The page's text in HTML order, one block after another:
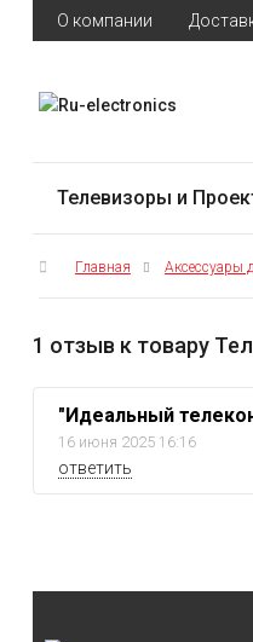
О компании
Телевизоры и
Главная Аксессуары
1 отзыв к товару
"Идеальный
16 июня 2025 16:16
ответить